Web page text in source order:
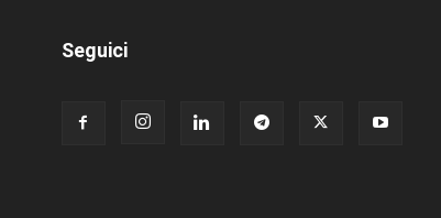
Seguici